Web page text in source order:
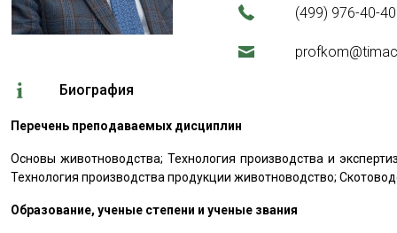
(499) 976-40-40
Биография
Перечень преподаваемых дисциплин
Основы животноводства; Технология производства и
Технология производства продукции животноводство;
Образование, ученые степени и ученые звания